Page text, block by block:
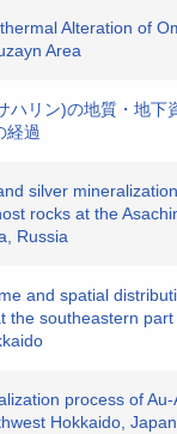
Alteration of
Area
ハリン)の地質・地下
経過
silver
rocks at the
Russia
and spatial
the southeastern
process of
Hokkaido, Japan